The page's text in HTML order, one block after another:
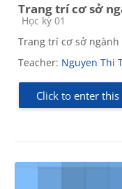
Trang trí cơ sở
Course category
Học kỳ 01
Trang trí cơ sở ngành
Teacher: Nguyen Thi
Click to enter this